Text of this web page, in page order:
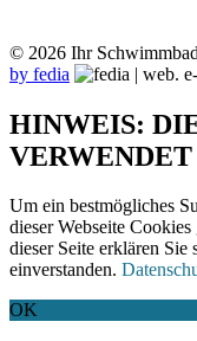
© 2026 Ihr
by fedia
HINWEIS:
Um ein bestmögliches
dieser Webseite
dieser Seite erklären
einverstanden.
OK